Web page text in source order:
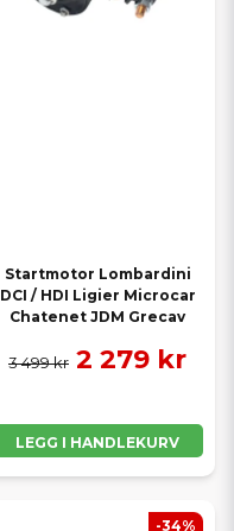
Startmotor Lombardini
DCI / HDI Ligier Microcar
Chatenet JDM Grecav
3 499 kr 2 279 kr
LEGG I HANDLEKURV
-34%